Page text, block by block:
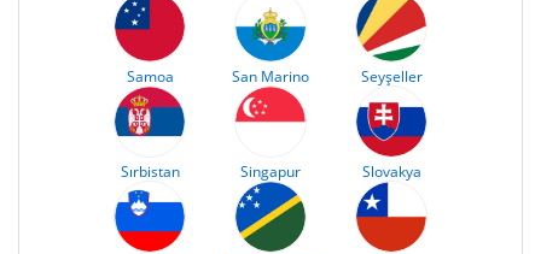
Samoa San Marino Seyşeller
Sırbistan Singapur Slovakya